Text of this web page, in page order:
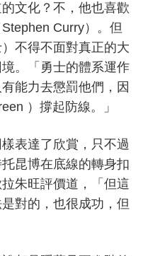
文化？不，他也喜歡
Curry）。但
不得不面對真正的大
。「勇士的體系運作
能力去懲罰他們，因
）撐起防線。」
表達了欣賞，只不過
昆博在底線的轉身扣
朱旺評價道，「但這
對的，也很成功，但